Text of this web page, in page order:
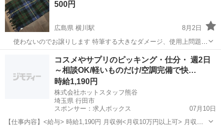
500円
広島県 横川駅
8月2日
使わないのでお譲りします 特筆する大きなダメージ、使用上問題の
あるダメージはありませんのでまだまだご使用いただけます 店やネッ
トで買うよりお得です なお、一般的な認識で目立たないと判断したダ
メージ（小傷や擦れ...
横川駅 小物 膝掛け
コスメやサプリのピッキング・仕分・ 週2日
～相談OK/軽いものだけ/空調完備で快…
時給1,190円
株式会社ホットスタッフ熊谷
埼玉県 行田市
スポンサー：求人ボックス
07月10日
【仕事内容】<給与> 時給1,190円 月収例<月収10万円以上可> 月収例: